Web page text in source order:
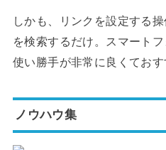
しかも、リンクを設定する
を検索するだけ。スマート
使い勝手が非常に良くておす
ノウハウ集